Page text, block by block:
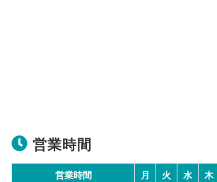
営業時間
営業時間 月 火 水 木